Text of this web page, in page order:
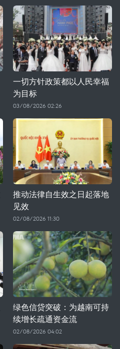
一切方针政策都以人民幸福
为目标
03/08/2026 02:26
推动法律自生效之日起落地
见效
02/08/2026 11:30
绿色信贷突破：为越南可持
续增长疏通资金流
02/08/2026 04:02